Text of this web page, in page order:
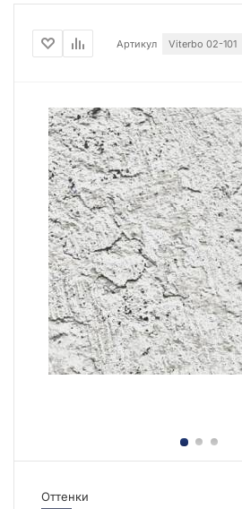
Артикул Viterbo 02-101
Оттенки